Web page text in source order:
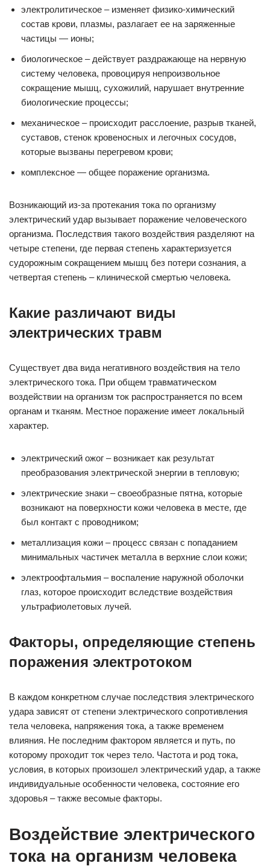
электролитическое – изменяет физико-химический
состав крови, плазмы, разлагает ее на заряженные
частицы — ионы;
биологическое –действует раздражающе на нервную
систему человека, провоцируя непроизвольное
сокращение мышц, сухожилий, нарушает внутренние
биологические процессы;
механическое – происходит расслоение, разрыв тканей,
суставов, стенок кровеносных и легочных сосудов,
которые вызваны перегревом крови;
комплексное — общее поражение организма.
Возникающий из-за протекания тока по организму
электрический удар вызывает поражение человеческого
организма. Последствия такого воздействия разделяют на
четыре степени, где первая степень характеризуется
судорожным сокращением мышц без потери сознания, а
четвертая степень – клинической смертью человека.
Какие различают виды
электрических травм
Существует два вида негативного воздействия на тело
электрического тока. При общем травматическом
воздействии на организм ток распространяется по всем
органам и тканям. Местное поражение имеет локальный
характер.
электрический ожог – возникает как результат
преобразования электрической энергии в тепловую;
электрические знаки –своеобразные пятна, которые
возникают на поверхности кожи человека в месте, где
был контакт с проводником;
металлизация кожи –процесс связан с попаданием
минимальных частичек металла в верхние слои кожи;
электроофтальмия –воспаление наружной оболочки
глаз, которое происходит вследствие воздействия
ультрафиолетовых лучей.
Факторы, определяющие степень
поражения электротоком
В каждом конкретном случае последствия электрического
удара зависят от степени электрического сопротивления
тела человека, напряжения тока, а также временем
влияния. Не последним фактором является и путь, по
которому проходит ток через тело. Частота и род тока,
условия, в которых произошел электрический удар, а также
индивидуальные особенности человека, состояние его
здоровья – также весомые факторы.
Воздействие электрического
тока на организм человека